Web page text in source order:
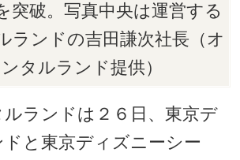
突破。写真中央は運営する
ランドの吉田謙次社長（オ
タルランド提供）
ランドは２６日、東京デ
ドと東京ディズニーシー